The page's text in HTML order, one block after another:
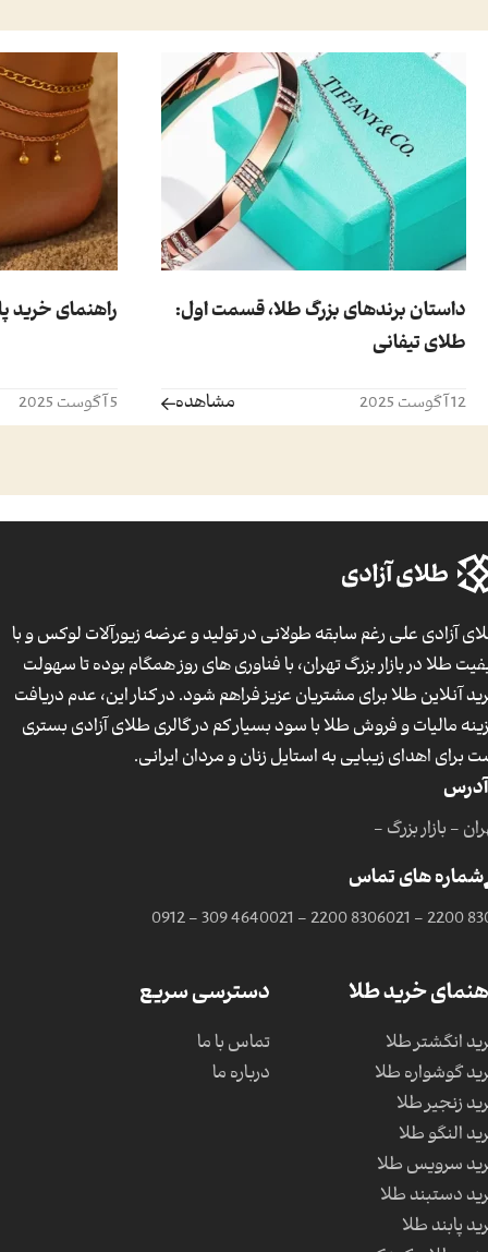
داستان برندهای بزرگ طلا، قسمت اول:
طلای تیفانی
12 آگوست 2025 مشاهده
راهنمای خرید
5 آگوست 2025
آزادی علی رغم سابقه طولانی در تولید و عرضه زیورآلات لوکس و با
طلا در بازار بزرگ تهران، با فناوری های روز همگام بوده تا سهولت
آنلاین طلا برای مشتریان عزیز فراهم شود. در کنار این، عدم دریافت
مالیات و فروش طلا با سود بسیار کم در گالری طلای آزادی بستری
برای اهدای زیبایی به استایل زنان و مردان ایرانی.
آدرس
- بازار بزرگ -
شماره های تماس
021 - 2200
021 - 2200 8306
0912 - 309 4640
خرید طلا
انگشتر طلا
گوشواره طلا
زنجیر طلا
النگو طلا
سرویس طلا
دستبند طلا
پابند طلا
دسترسی سریع
تماس با ما
درباره ما